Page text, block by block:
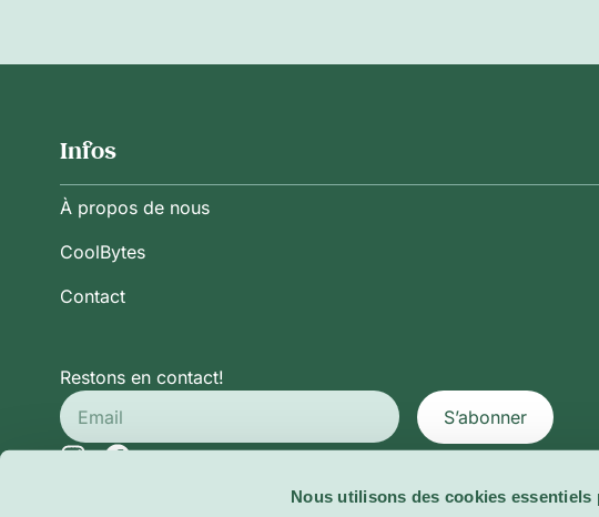
Nous utilisons des cookies
Infos
À propos de nous
CoolBytes
Contact
Restons en contact!
S’abonner
Conditions Générales d’Utilisation